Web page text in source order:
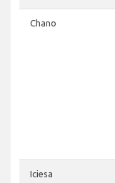
Chano
Iciesa